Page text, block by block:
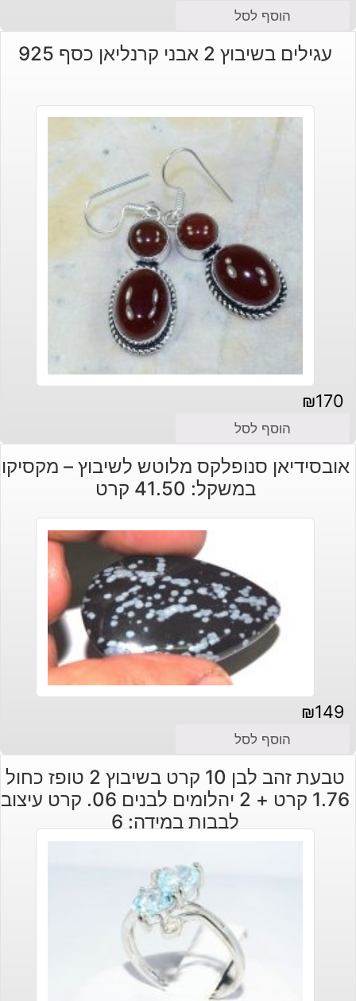
הוסף לסל
עגילים בשיבוץ 2 אבני קרנליאן כסף 925
₪170
הוסף לסל
אובסידיאן סנופלקס מלוטש לשיבוץ – מקסיקו
במשקל: 41.50 קרט
₪149
הוסף לסל
טבעת זהב לבן 10 קרט בשיבוץ 2 טופז כחול
1.76 קרט + 2 יהלומים לבנים 06. קרט עיצוב
לבבות במידה: 6